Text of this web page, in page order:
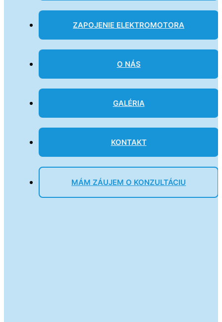
ZAPOJENIE ELEKTROMOTORA
O NÁS
GALÉRIA
KONTAKT
MÁM ZÁUJEM O KONZULTÁCIU